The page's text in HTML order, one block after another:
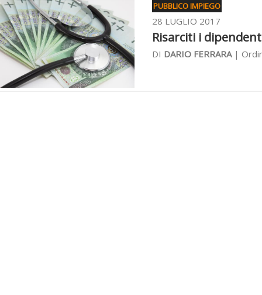
PUBBLICO IMPIEGO
28 LUGLIO 2017
Risarciti i
DI DARIO FERRARA|